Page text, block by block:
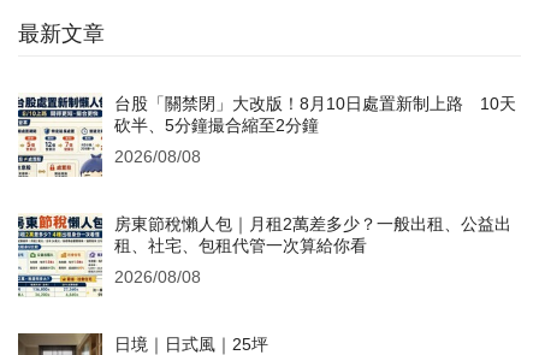
最新文章
台股「關禁閉」大改版！8月10日處置新制上路 10天
砍半、5分鐘撮合縮至2分鐘
2026/08/08
房東節稅懶人包｜月租2萬差多少？一般出租、公益出
租、社宅、包租代管一次算給你看
2026/08/08
日境｜日式風｜25坪